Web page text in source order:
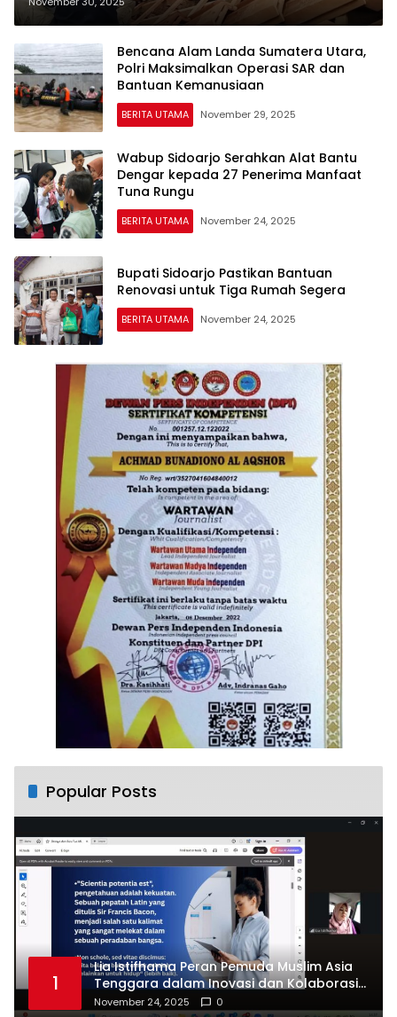
Warga
Bencana Alam Landa Sumatera Utara,
Polri Maksimalkan Operasi SAR dan
Bantuan Kemanusiaan
BERITA UTAMA November 29, 2025
Wabup Sidoarjo Serahkan Alat Bantu
Dengar kepada 27 Penerima Manfaat
Tuna Rungu
BERITA UTAMA November 24, 2025
Bupati Sidoarjo Pastikan Bantuan
Renovasi untuk Tiga Rumah Segera
BERITA UTAMA November 24, 2025
Popular Posts
1
Lia Istifhama Peran Pemuda Muslim Asia
Tenggara dalam Inovasi dan Kolaborasi
Internasional
November 24, 2025 0